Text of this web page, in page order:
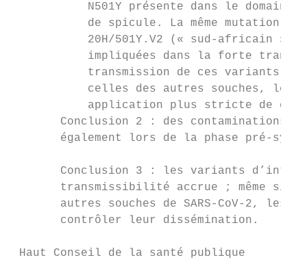
N501Y présente dans le domaine
de spicule. La même mutation,
20H/501Y.V2 (« sud-africain »)
impliquées dans la forte
transmission de ces variants
celles des autres souches, le
application plus stricte de ces
Conclusion 2 : des contaminations
également lors de la phase pré-
Conclusion 3 : les variants
transmissibilité accrue ; même si
autres souches de SARS-CoV-2, les
       contrôler leur dissémination.
Haut Conseil de la santé publique